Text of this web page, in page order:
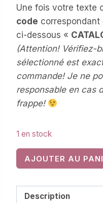
Une fois votre texte
code correspondant
ci-dessous «
(Attention! Vérifiez-
sélectionné est
commande! Je ne
responsable en cas
frappe!
1 en stock
quantité
de
en
AJOUTER AU
Description